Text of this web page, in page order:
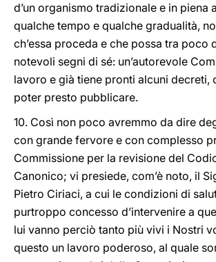
d’un organismo tradizionale e in piena
qualche tempo e qualche gradualità,
ch’essa proceda e che possa tra poco
notevoli segni di sé: un’autorevole
lavoro e già tiene pronti alcuni decreti,
poter presto pubblicare.
10. Così non poco avremmo da dire
con grande fervore e con complesso
Commissione per la revisione del
Canonico; vi presiede, com’è noto, il
Pietro Ciriaci, a cui le condizioni di
purtroppo concesso d’intervenire a
lui vanno perciò tanto più vivi i Nostri
questo un lavoro poderoso, al quale